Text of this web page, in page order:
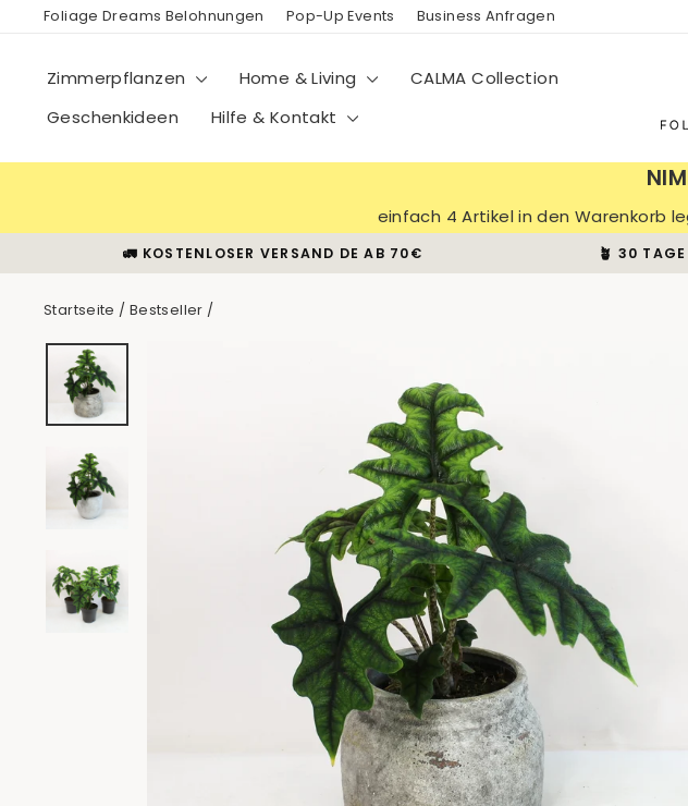
DirektFoliage Dreams Belohnungen Pop-Up Events Business Anfragen
Zimmerpflanzen Home & Living
CALMA Collection
Geschenkideen
Hilfe & Kontakt
einfach 4 Artikel in den Warenkorb
🚛 KOSTENLOSER VERSAND DE AB 70€ 🪴 30
Startseite / Bestseller /